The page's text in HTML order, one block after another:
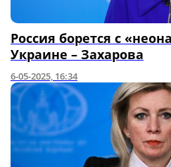
Россия борется с
Украине – Захарова
6-05-2025, 16:34